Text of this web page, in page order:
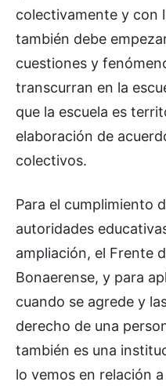
colectivamente y con
también debe
cuestiones y
transcurran en la
que la escuela es
elaboración de
colectivos.
Para el cumplimiento
autoridades
ampliación, el Frente
Bonaerense, y para
cuando se agrede y
derecho de una
también es una
lo vemos en relación